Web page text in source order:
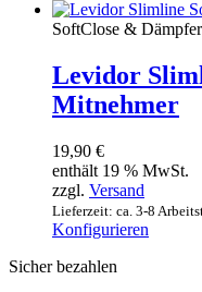
SoftClose & Dämpfer
Levidor
Mitnehmer
19,90 €
enthält 19 % MwSt.
zzgl. Versand
Lieferzeit: ca. 3-8
Konfigurieren
Sicher bezahlen